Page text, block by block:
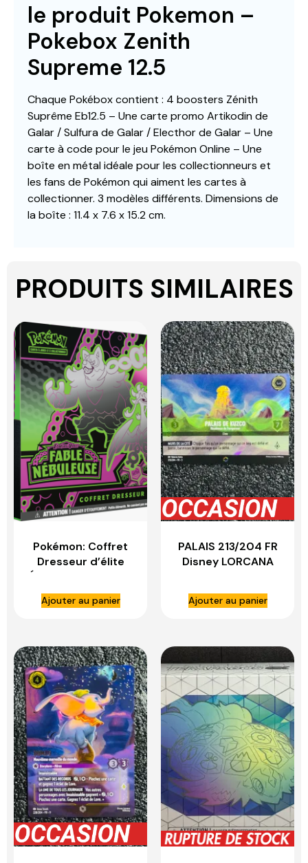
le produit Pokemon –
Pokebox Zenith
Supreme 12.5
Chaque Pokébox contient : 4 boosters Zénith
Suprême Eb12.5 – Une carte promo Artikodin de
Galar / Sulfura de Galar / Electhor de Galar – Une
carte à code pour le jeu Pokémon Online – Une
boîte en métal idéale pour les collectionneurs et
les fans de Pokémon qui aiment les cartes à
collectionner. 3 modèles différents. Dimensions de
la boîte : 11.4 x 7.6 x 15.2 cm.
PRODUITS SIMILAIRES
Pokémon: Coffret
Dresseur d’élite
Écarlate et Violet –
Fable Nébuleuse du
JCC Pokémon
Ajouter au panier
PALAIS 213/204 FR
Disney LORCANA
Ajouter au panier